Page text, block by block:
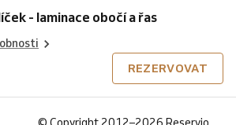
- laminace obočí a řas
REZERVOVAT